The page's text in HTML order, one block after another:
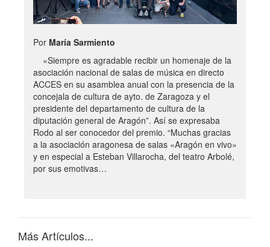
Por María Sarmiento
«Siempre es agradable recibir un homenaje de la
asociación nacional de salas de música en directo
ACCES en su asamblea anual con la presencia de la
concejala de cultura de ayto. de Zaragoza y el
presidente del departamento de cultura de la
diputación general de Aragón”. Así se expresaba
Rodo al ser conocedor del premio. “Muchas gracias
a la asociación aragonesa de salas «Aragón en vivo»
y en especial a Esteban Villarocha, del teatro Arbolé,
por sus emotivas…
Más Artículos...